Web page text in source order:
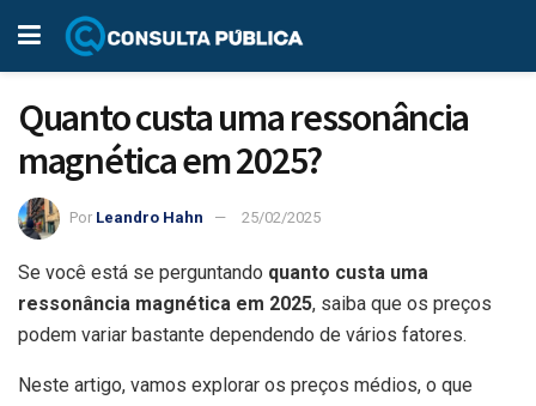
Quanto custa uma ressonância
magnética em 2025?
Por Leandro Hahn 25/02/2025
Se você está se perguntando quanto custa uma
ressonância magnética em 2025, saiba que os preços
podem variar bastante dependendo de vários fatores.
Neste artigo, vamos explorar os preços médios, o que